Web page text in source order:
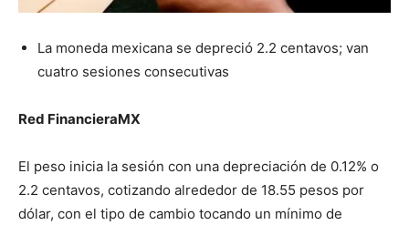
La moneda mexicana se depreció 2.2 centavos; van
cuatro sesiones consecutivas
Red FinancieraMX
El peso inicia la sesión con una depreciación de 0.12% o
2.2 centavos, cotizando alrededor de 18.55 pesos por
dólar, con el tipo de cambio tocando un mínimo de